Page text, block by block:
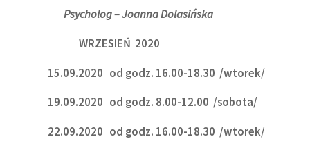
Psycholog – Joanna Dolasińska
WRZESIEŃ 2020
15.09.2020 od godz. 16.00-18.30 /wtorek/
19.09.2020 od godz. 8.00-12.00 /sobota/
22.09.2020 od godz. 16.00-18.30 /wtorek/